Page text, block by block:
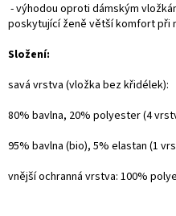
- výhodou oproti dámským
poskytující ženě větší komfort při
Složení:
savá vrstva (vložka bez křidélek):
80% bavlna, 20% polyester (4
95% bavlna (bio), 5% elastan (1
vnější ochranná vrstva: 100%